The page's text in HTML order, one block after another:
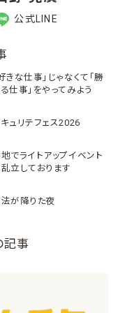
公式LINE
きな仕事」じゃなくて「勝
仕事」をやってみよう
ュリテフェス2026
でライトアップイベント
立しております
が降りた夜
記事